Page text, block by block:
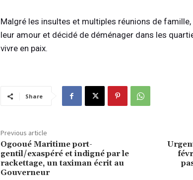
Malgré les insultes et multiples réunions de
leur amour et décidé de déménager dans les
vivre en paix.
Share
Previous article
Ogooué Maritime port-
gentil/exaspéré et indigné par le
rackettage, un taximan écrit au
Gouverneur